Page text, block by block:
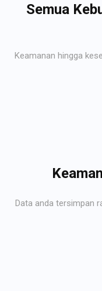
Semua
Keamanan hingga
Data anda tersimpan